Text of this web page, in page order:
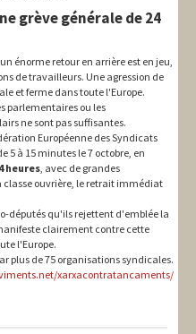
grève générale de 24
énorme retour en arrière est en jeu,
de travailleurs. Une agression de
et ferme dans toute l'Europe.
parlementaires ou les
ne sont pas suffisantes.
Européenne des Syndicats
5 à 15 minutes le 7 octobre, en
heures , avec de grandes
classe ouvrière, le retrait immédiat
députés qu'ils rejettent d'emblée la
clairement contre cette
l'Europe.
plus de 75 organisations syndicales.
xarxacontratancaments/